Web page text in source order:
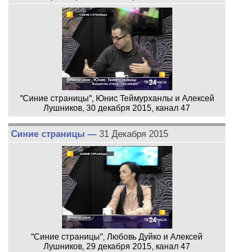
"Синие страницы", Юнис Теймурханлы и Алексей
Лушников, 30 декабря 2015, канал 47
Синие страницы — 31 Декабря 2015
"Синие страницы", Любовь Дуйко и Алексей
Лушников, 29 декабря 2015, канал 47